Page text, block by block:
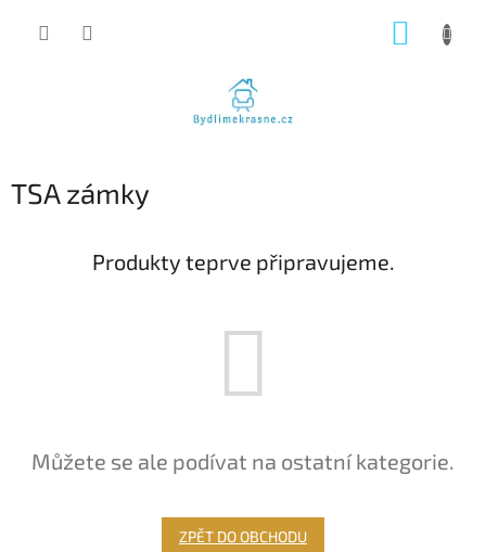
TSA zámky
Produkty teprve připravujeme.
Můžete se ale podívat na ostatní kategorie.
ZPĚT DO OBCHODU